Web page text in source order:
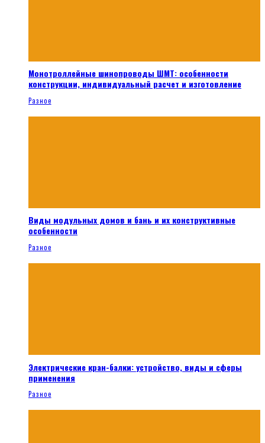
Монотроллейные шинопроводы ШМТ: особенности
конструкции, индивидуальный расчет и изготовление
Разное
Виды модульных домов и бань и их конструктивные
особенности
Разное
Электрические кран-балки: устройство, виды и сферы
применения
Разное